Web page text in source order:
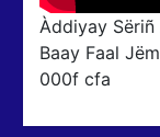
Àddiyay Sëriñ
Baay Faal
000f cfa